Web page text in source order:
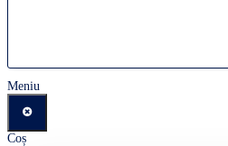
Meniu
Coș